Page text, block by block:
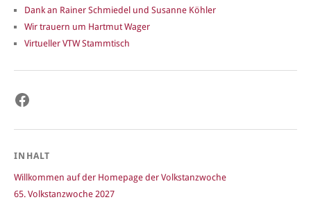
Dank an Rainer Schmiedel und Susanne Köhler
Wir trauern um Hartmut Wager
Virtueller VTW Stammtisch
Facebook
INHALT
Willkommen auf der Homepage der Volkstanzwoche
65. Volkstanzwoche 2027